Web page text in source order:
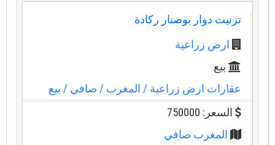
تزنيت دوار بوصنار ركادة
ارض زراعية
بيع
عقارات ارض زراعية/ المغرب/ صافي / بيع
السعر: 750000
المغرب صافي